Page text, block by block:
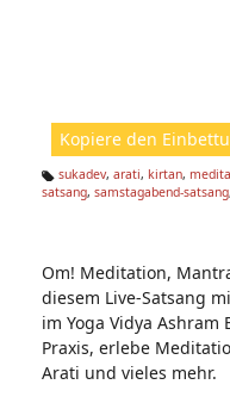
Kopiere den
Ta
sukadev, arati, kirtan,
satsang, samstagabend-satsang
Om! Meditation,
diesem Live-Satsang
im Yoga Vidya Ashram
Praxis, erlebe
Arati und vieles mehr.